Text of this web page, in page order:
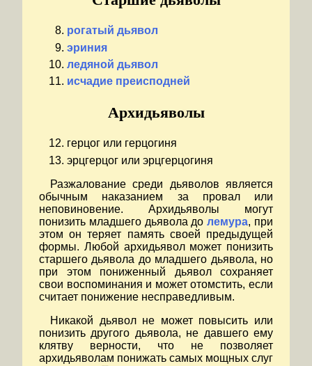
рогатый дьявол
эриния
ледяной дьявол
исчадие преисподней
Архидьяволы
герцог или герцогиня
эрцгерцог или эрцгерцогиня
Разжалование среди дьяволов является
обычным наказанием за провал или
неповиновение. Архидьяволы могут
понизить младшего дьявола до лемура, при
этом он теряет память своей предыдущей
формы. Любой архидьявол может понизить
старшего дьявола до младшего дьявола, но
при этом пониженный дьявол сохраняет
свои воспоминания и может отомстить, если
считает понижение несправедливым.
Никакой дьявол не может повысить или
понизить другого дьявола, не давшего ему
клятву верности, что не позволяет
архидьяволам понижать самых мощных слуг